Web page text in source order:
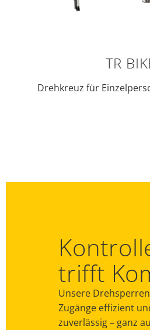
TR
Drehkreuz für
trifft
Unsere
Zugänge effizient
zuverlässig – ganz